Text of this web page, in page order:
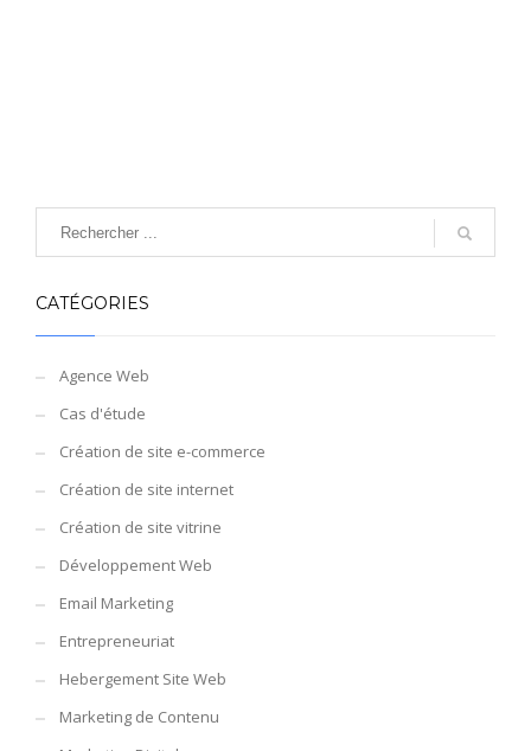
CATÉGORIES
Agence Web
Cas d'étude
Création de site e-commerce
Création de site internet
Création de site vitrine
Développement Web
Email Marketing
Entrepreneuriat
Hebergement Site Web
Marketing de Contenu